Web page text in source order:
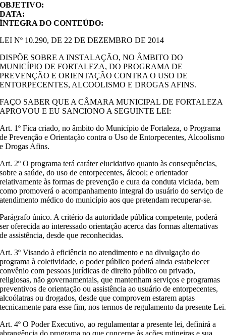
OBJETIVO:
DATA:
ÍNTEGRA DO CONTEÚDO:
LEI Nº 10.290, DE 22 DE DEZEMBRO DE 2014
DISPÕE SOBRE A INSTALAÇÃO, NO ÂMBITO DO
MUNICÍPIO DE FORTALEZA, DO PROGRAMA DE
PREVENÇÃO E ORIENTAÇÃO CONTRA O USO DE
ENTORPECENTES, ALCOOLISMO E DROGAS AFINS.
FAÇO SABER QUE A CÂMARA MUNICIPAL DE FORTALEZA
APROVOU E EU SANCIONO A SEGUINTE LEI:
Art. 1º Fica criado, no âmbito do Município de Fortaleza, o Programa
de Prevenção e Orientação contra o Uso de Entorpecentes, Alcoolismo
e Drogas Afins.
Art. 2º O programa terá caráter elucidativo quanto às consequências,
sobre a saúde, do uso de entorpecentes, álcool; e orientador
relativamente às formas de prevenção e cura da conduta viciada, bem
como promoverá o acompanhamento integral do usuário do serviço de
atendimento médico do município aos que pretendam recuperar-se.
Parágrafo único. A critério da autoridade pública competente, poderá
ser oferecida ao interessado orientação acerca das formas alternativas
de assistência, desde que reconhecidas.
Art. 3º Visando à eficiência no atendimento e na divulgação do
programa à coletividade, o poder público poderá ainda estabelecer
convênio com pessoas jurídicas de direito público ou privado,
religiosas, não governamentais, que mantenham serviços e programas
preventivos de orientação ou assistência ao usuário de entorpecentes,
alcoólatras ou drogados, desde que comprovem estarem aptas
tecnicamente para esse fim, nos termos de regulamento da presente Lei.
Art. 4º O Poder Executivo, ao regulamentar a presente lei, definirá a
abrangência do programa no que concerne às ações rotineiras e sua